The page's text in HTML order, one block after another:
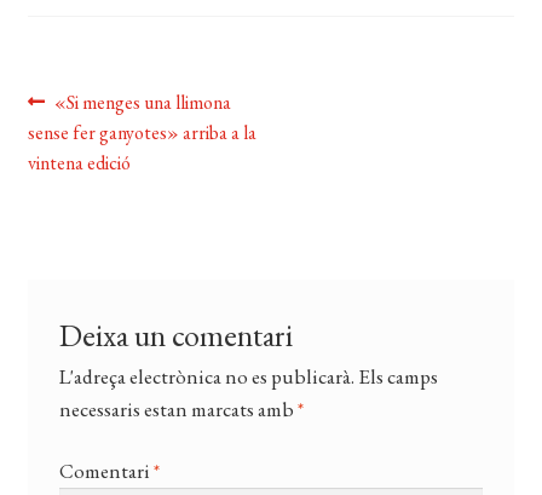
Navegació
d'entrades
Entrada
anterior:
«Si menges una llimona
sense fer ganyotes» arriba a la
vintena edició
Deixa un comentari
L'adreça electrònica no es publicarà. Els camps
necessaris estan marcats amb*
Comentari*